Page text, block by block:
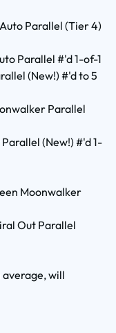
Parallel (Tier 4)
Parallel #'d 1-of-1
(New!) #'d to 5
Parallel
(New!) #'d 1-
Moonwalker
Out Parallel
average, will